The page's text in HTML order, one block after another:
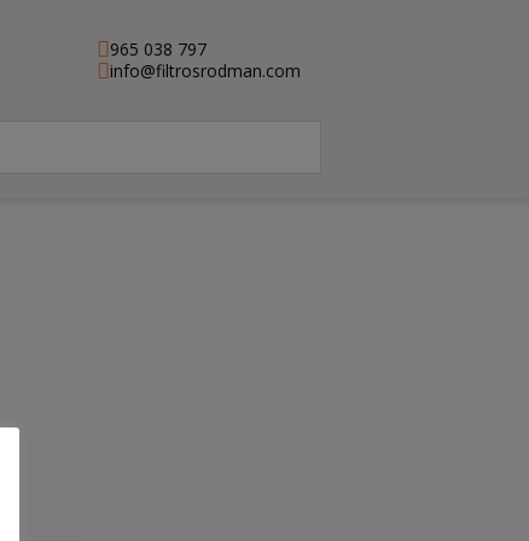
965 038 797
info@filtrosrodman.com